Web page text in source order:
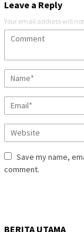
Leave a Reply
Your email address will
Save my name,
comment.
BERITA UTAMA